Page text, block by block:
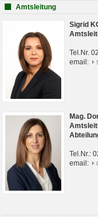
Amtsleitung
Sigrid
Tel.Nr.
email:
Mag.
Tel.Nr.:
email: